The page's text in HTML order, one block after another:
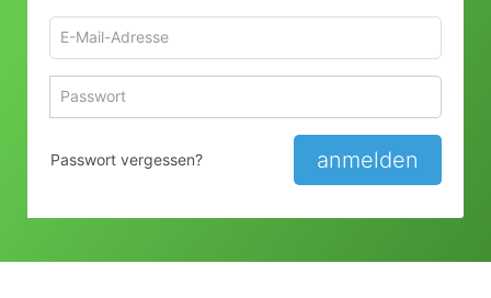
Adresse
zum
Anmelden
anmelden
Passwort vergessen?